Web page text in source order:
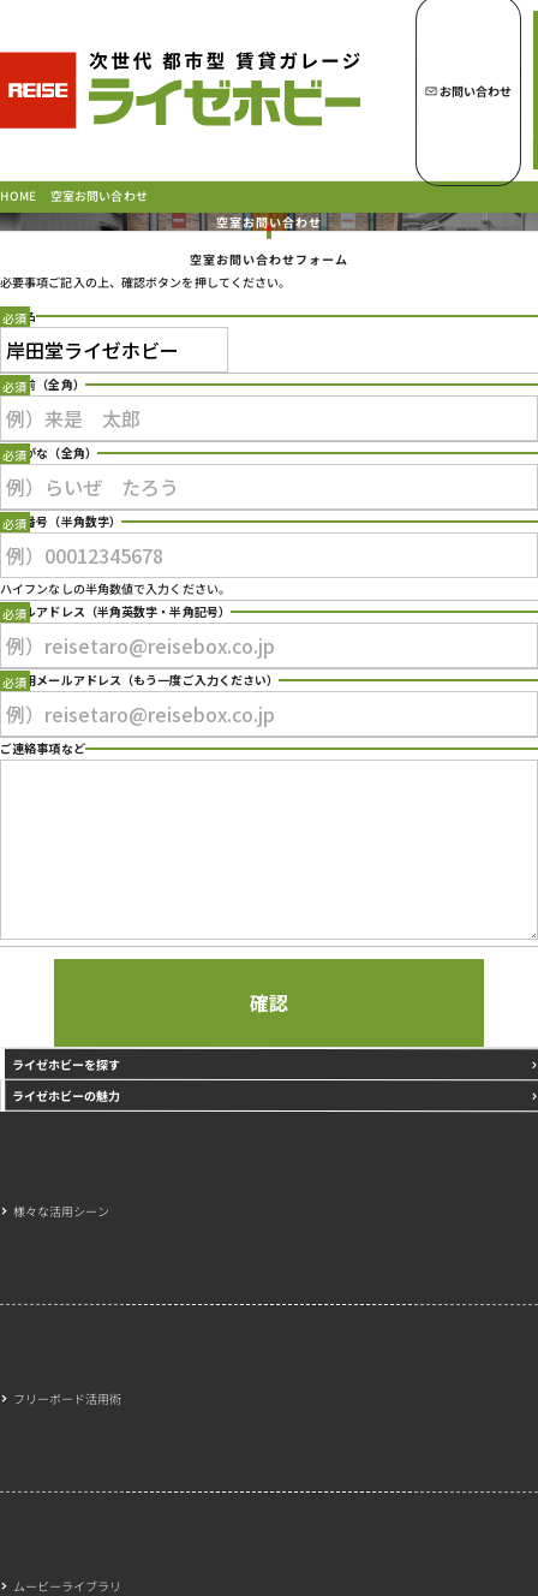
ライゼホビーの魅力
ラインナップ
ご契約の流れ・お支払方法
ご利用中のお客様
よくあるご質問
PICK UP!
お問い合わせ
会社概要
特定商取引法に基づく表示
お問い合わせ
HOME 空室お問い合わせ
空室お問い合わせ
空室お問い合わせフォーム
必要事項ご記入の上、確認ボタンを押してください。
店舗名
Type 2 or more characters for results.
お名前 （全角）
ふりがな （全角）
電話番号 （半角数字）
ハイフンなしの半角数値で入力ください。
メールアドレス （半角英数字・半角記号）
確認用メールアドレス （もう一度ご入力ください）
ご連絡事項など
ライゼホビーを探す
ライゼホビーの魅力
様々な活用シーン
フリーボード活用術
ムービーライブラリ